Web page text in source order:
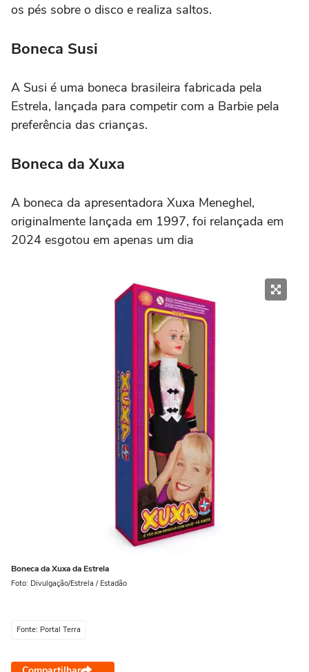
os pés sobre o disco e realiza saltos.
Boneca Susi
A Susi é uma boneca brasileira fabricada pela
Estrela, lançada para competir com a Barbie pela
preferência das crianças.
Boneca da Xuxa
A boneca da apresentadora Xuxa Meneghel,
originalmente lançada em 1997, foi relançada em
2024 esgotou em apenas um dia
Boneca da Xuxa da Estrela
Foto: Divulgação/Estrela / Estadão
Fonte: Portal Terra